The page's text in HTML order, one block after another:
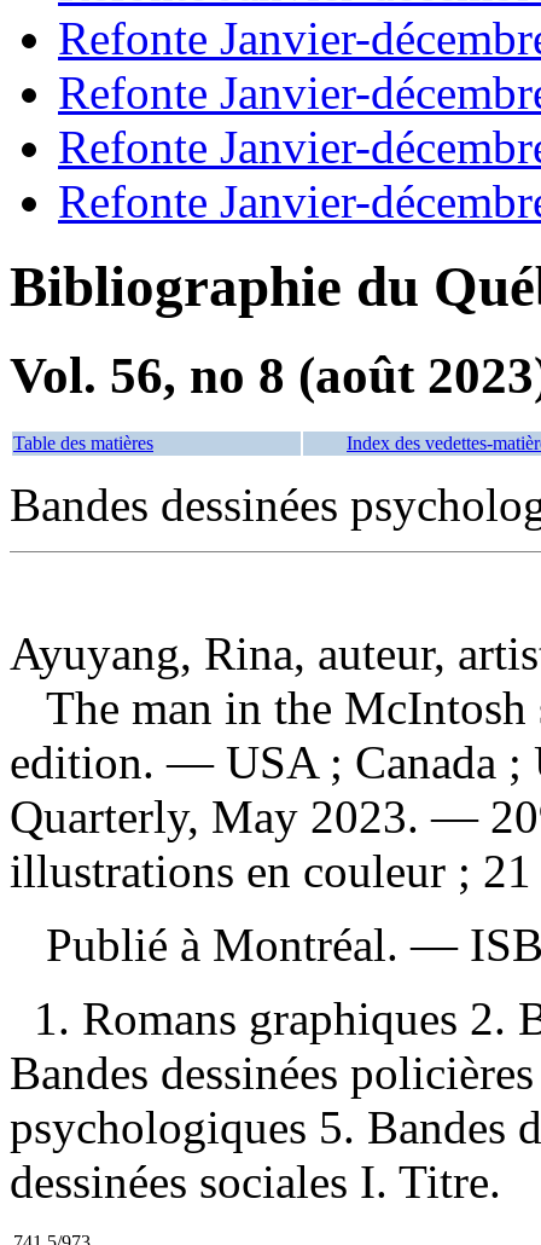
Refonte Janvier-
Refonte Janvier-
Refonte Janvier-
Refonte Janvier-
Bibliographie du
Vol. 56, no 8 (août
Table des matières Index des vedettes-
Bandes dessinées
Ayuyang, Rina, auteur,
The man in the
edition. — USA ; Canada
Quarterly, May 2023. —
illustrations en couleur ;
Publié à Montréal. —
1. Romans graphiques 2.
Bandes dessinées
psychologiques 5. Bandes
dessinées sociales I. Titre.